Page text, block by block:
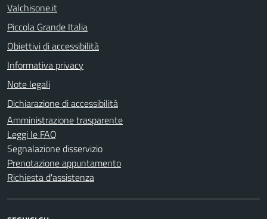
Valchisone.it
Piccola Grande Italia
Obiettivi di accessibilità
Informativa privacy
Note legali
Dichiarazione di accessibilità
Amministrazione trasparente
Leggi le FAQ
Segnalazione disservizio
Prenotazione appuntamento
Richiesta d'assistenza